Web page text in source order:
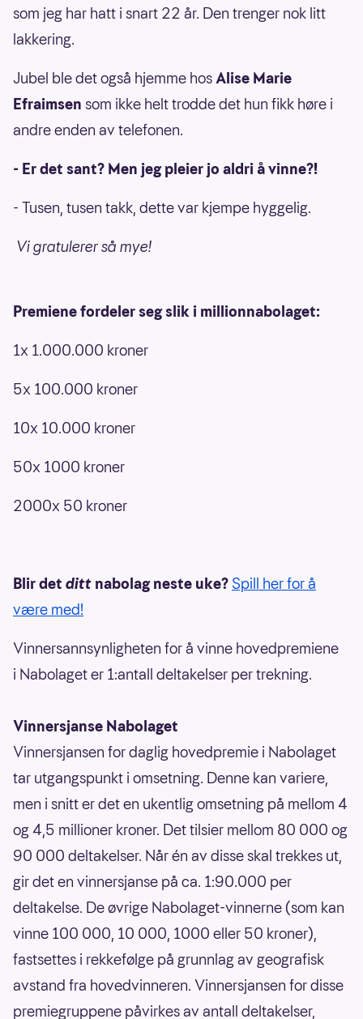
som jeg har hatt i snart 22 år. Den trenger nok litt
lakkering.
Jubel ble det også hjemme hosAlise Marie
Efraimsen som ikke helt trodde det hun fikk høre i
andre enden av telefonen.
- Er det sant? Men jeg pleier jo aldri å vinne?!
- Tusen, tusen takk, dette var kjempe hyggelig.
Vi gratulerer så mye!
Premiene fordeler seg slik i millionnabolaget:
1x 1.000.000 kroner
5x 100.000 kroner
10x 10.000 kroner
50x 1000 kroner
2000x 50 kroner
Blir det ditt nabolag neste uke? Spill her for å
være med!
Vinnersannsynligheten for å vinne hovedpremiene
i Nabolaget er 1:antall deltakelser per trekning.
Vinnersjanse Nabolaget
Vinnersjansen for daglig hovedpremie i Nabolaget
tar utgangspunkt i omsetning. Denne kan variere,
men i snitt er det en ukentlig omsetning på mellom 4
og 4,5 millioner kroner. Det tilsier mellom 80 000 og
90 000 deltakelser. Når én av disse skal trekkes ut,
gir det en vinnersjanse på ca. 1:90.000 per
deltakelse. De øvrige Nabolaget-vinnerne (som kan
vinne 100 000, 10 000, 1000 eller 50 kroner),
fastsettes i rekkefølge på grunnlag av geografisk
avstand fra hovedvinneren. Vinnersjansen for disse
premiegruppene påvirkes av antall deltakelser,